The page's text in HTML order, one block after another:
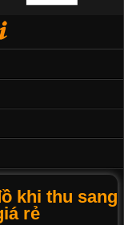
khi thu sang
rẻ